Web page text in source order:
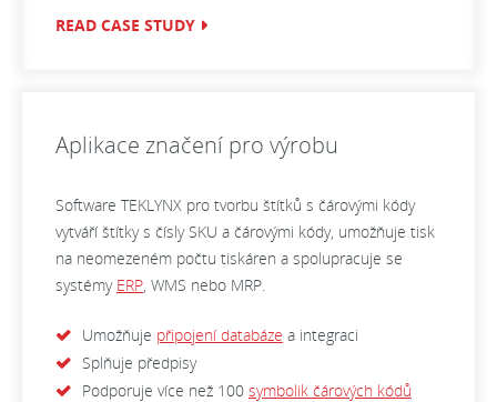
READ CASE STUDY
Aplikace značení pro výrobu
Software TEKLYNX pro tvorbu štítků s čárovými kódy
vytváří štítky s čísly SKU a čárovými kódy, umožňuje tisk
na neomezeném počtu tiskáren a spolupracuje se
systémy ERP, WMS nebo MRP.
Umožňuje připojení databáze a integraci
Splňuje předpisy
Podporuje více než 100 symbolik čárových kódů